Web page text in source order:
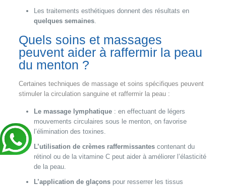
Les traitements esthétiques donnent des résultats en
quelques semaines.
Quels soins et massages
peuvent aider à raffermir la peau
du menton ?
Certaines techniques de massage et soins spécifiques peuvent
stimuler la circulation sanguine et raffermir la peau :
Le massage lymphatique: en effectuant de légers
mouvements circulaires sous le menton, on favorise
l’élimination des toxines.
L’utilisation de crèmes raffermissantescontenant du
rétinol ou de la vitamine C peut aider à améliorer l’élasticité
de la peau.
L’application de glaçonspour resserrer les tissus